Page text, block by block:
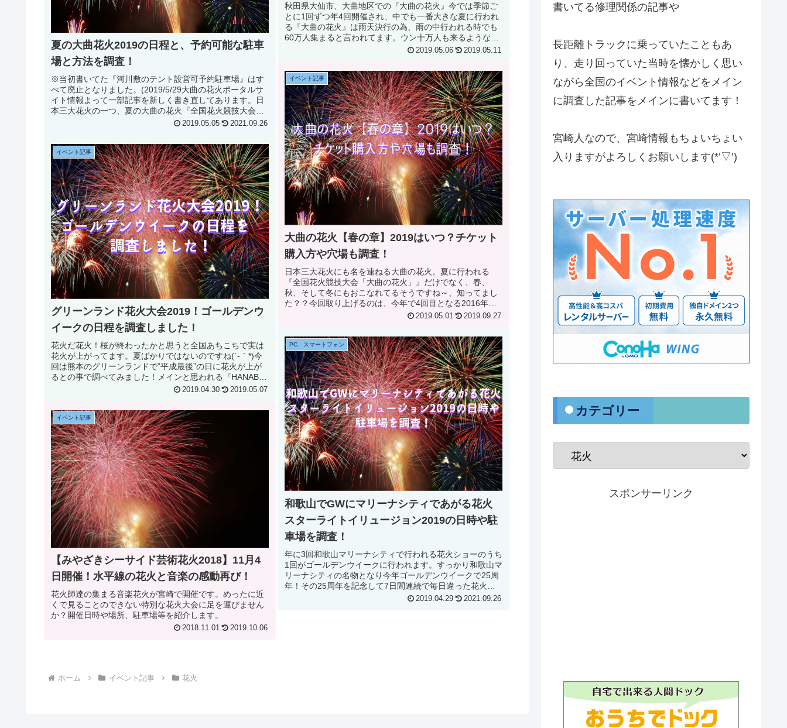
秋田県大仙市、大曲地区での『大曲の花火』今では季節ご
とに1回ずつ年4回開催され、中でも一番大きな夏に行われ
る『大曲の花火』は雨天決行の為、雨の中行われる時でも
60万人集まると言われてます。ウン十万人も来るような大
2019.05.06 2019.05.11
夏の大曲花火2019の日程と、予約可能な駐車
場と方法を調査！
※当初書いてた『河川敷のテント設営可予約駐車場』はす
べて廃止となりました。(2019/5/29大曲の花火ポータルサ
イト情報よって一部記事を新しく書き直してあります。日
本三大花火の一つ、夏の大曲の花火『全国花火競技大会』
2019.05.05 2021.09.26
イベント記事
大曲の花火【春の章】2019はいつ？チケット
購入方や穴場も調査！
日本三大花火にも名を連ねる大曲の花火。夏に行われる
『全国花火競技大会「大曲の花火」』だけでなく、春、
秋、そして冬にもおこなれてるそうですね～、知ってまし
た？？今回取り上げるのは、今年で4回目となる2016年
の”第16回国際花火シンポジウム”... 2019.05.01 2019.09.27
イベント記事
グリーンランド花火大会2019！ゴールデンウ
イークの日程を調査しました！
花火だ花火！桜が終わったかと思うと全国あちこちで実は
花火が上がってます。夏ばかりではないのですね(´-｀*)今
回は熊本のグリーンランドで”平成最後”の日に花火が上が
るとの事で調べてみました！メインと思われる『HANABI
2019.04.30 2019.05.07
PC、スマートフォン
和歌山でGWにマリーナシティであがる花火
スターライトイリュージョン2019の日時や駐
車場を調査！
年に3回和歌山マリーナシティで行われる花火ショーのうち
1回がゴールデンウイークに行われます。すっかり和歌山マ
リーナシティの名物となり今年ゴールデンウイークで25周
年！その25周年を記念して7日間連続で毎日違った花火が
2019.04.29 2021.09.26
イベント記事
【みやざきシーサイド芸術花火2018】11月4
日開催！水平線の花火と音楽の感動再び！
花火師達の集まる音楽花火が宮崎で開催です。めったに近
くで見ることのできない特別な花火大会に足を運びません
か？開催日時や場所、駐車場等を紹介します。
2018.11.01 2019.10.06
ホーム イベント記事 花火
書いてる修理関係の記事や
長距離トラックに乗っていたこともあ
り、走り回っていた当時を懐かしく思い
ながら全国のイベント情報などをメイン
に調査した記事をメインに書いてます！
宮崎人なので、宮崎情報もちょいちょい
入りますがよろしくお願いします(*’▽’)
・カテゴリー
スポンサーリンク